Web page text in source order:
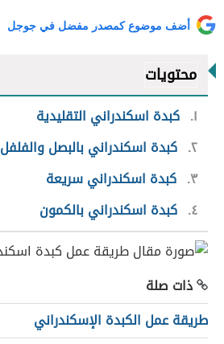
أضف موضوع كمصدر مفضل في جوجل
محتويات
١ كبدة اسكندراني التقليدية
٢ كبدة اسكندراني بالبصل والفلفل
٣ كبدة اسكندراني سريعة
٤ كبدة اسكندراني بالكمون
ذات صلة
طريقة عمل الكبدة الإسكندراني